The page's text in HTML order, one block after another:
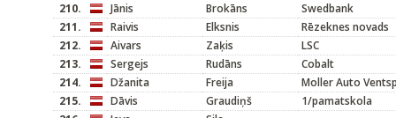
210.
Jānis Brokāns
Swedbank
211.
Raivis Elksnis
Rēzeknes novads
212.
Aivars Zaķis
LSC
213.
Sergejs Rudāns
Cobalt
214.
Džanita Freija
Moller Auto
215.
Dāvis Graudiņš
1/pamatskola